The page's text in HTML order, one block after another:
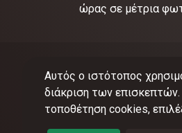
ώρας σε μέτρια
Αυτός ο ιστότοπος
διάκριση των επισκεπτών.
τοποθέτηση cookies,